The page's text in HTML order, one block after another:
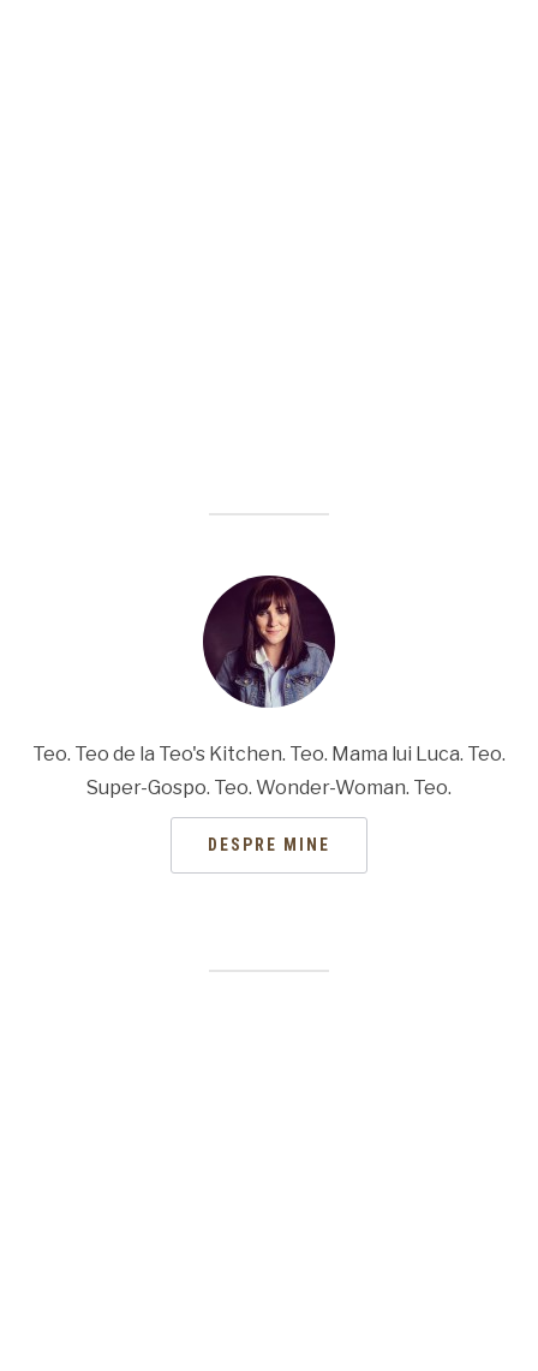
Teo. Teo de la Teo's Kitchen. Teo. Mama lui Luca. Teo.
Super-Gospo. Teo. Wonder-Woman. Teo.
DESPRE MINE